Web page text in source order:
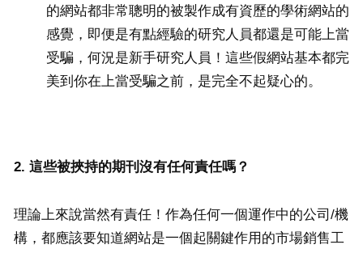
的網站都非常聰明的被製作成有資歷的學術網站的
感覺，即便是有點經驗的研究人員都還是可能上當
受騙，何況是新手研究人員！這些假網站基本都完
美到你在上當受騙之前，是完全不起疑心的。
2. 這些被挾持的期刊沒有任何責任嗎？
理論上來說當然有責任！作為任何一個運作中的公司/機
構，都應該要知道網站是一個起關鍵作用的市場銷售工